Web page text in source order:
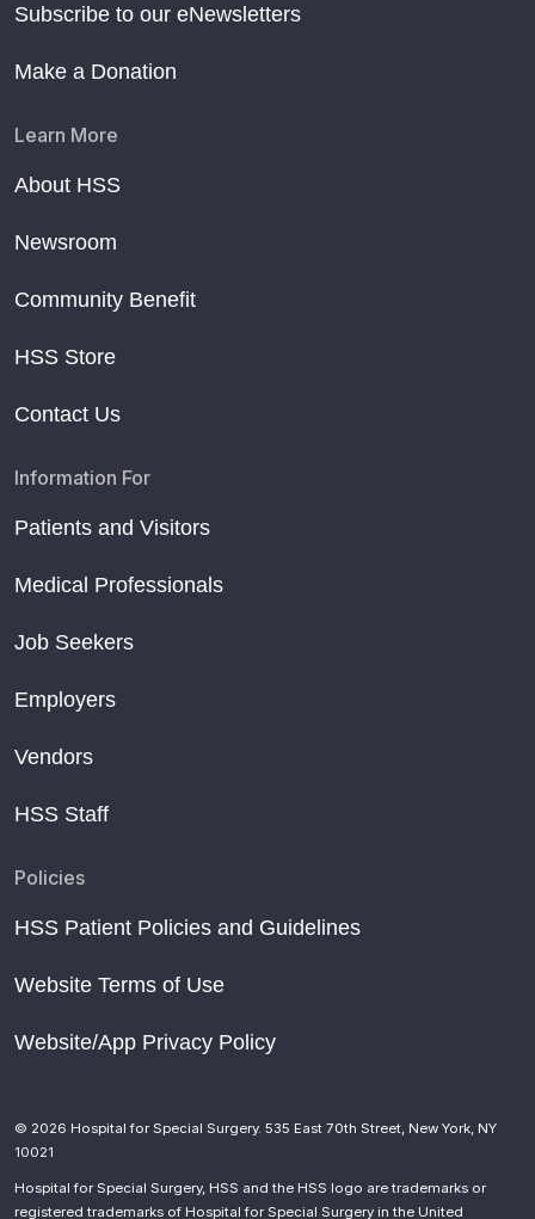
Subscribe to our eNewsletters
Make a Donation
Learn More
About HSS
Newsroom
Community Benefit
HSS Store
Contact Us
Information For
Patients and Visitors
Medical Professionals
Job Seekers
Employers
Vendors
HSS Staff
Policies
HSS Patient Policies and Guidelines
Website Terms of Use
Website/App Privacy Policy
© 2026 Hospital for Special Surgery. 535 East 70th Street, New York, NY
10021
Hospital for Special Surgery, HSS and the HSS logo are trademarks or
registered trademarks of Hospital for Special Surgery in the United